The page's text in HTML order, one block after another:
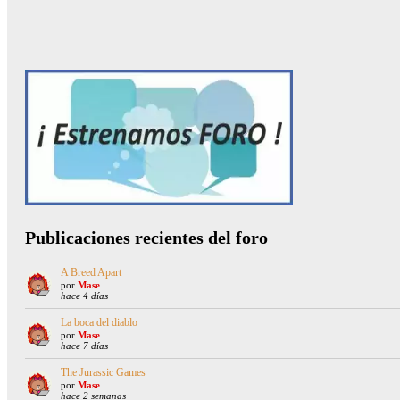
Publicaciones recientes del foro
A Breed Apart
por Mase
hace 4 días
La boca del diablo
por Mase
hace 7 días
The Jurassic Games
por Mase
hace 2 semanas